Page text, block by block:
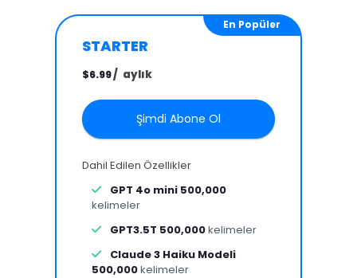
En Popüler
STARTER
$6.99/ aylık
Şimdi Abone Ol
Dahil Edilen Özellikler
GPT 4o mini 500,000
kelimeler
GPT3.5T 500,000kelimeler
Claude 3 Haiku Modeli
500,000kelimeler